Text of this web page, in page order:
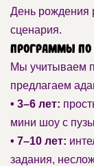
День рождения
сценария.
Программы по
Мы учитываем
предлагаем
• 3–6 лет:
мини шоу с
• 7–10 лет:
задания,